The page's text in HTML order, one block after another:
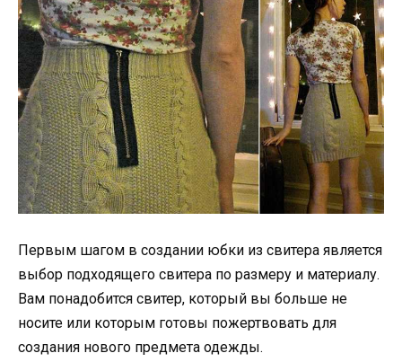
Первым шагом в создании юбки из свитера является
выбор подходящего свитера по размеру и материалу.
Вам понадобится свитер, который вы больше не
носите или которым готовы пожертвовать для
создания нового предмета одежды.